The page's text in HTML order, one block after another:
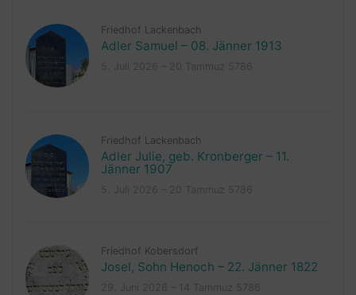
Friedhof Lackenbach
Adler Samuel – 08. Jänner 1913
Friedhof Lackenbach
Adler Julie, geb. Kronberger – 11.
Jänner 1907
Friedhof Kobersdorf
Josel, Sohn Henoch – 22. Jänner 1822